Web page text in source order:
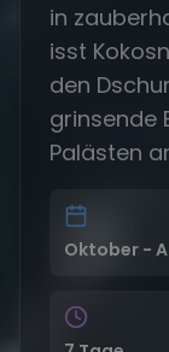
in
isst
den
grinsende
Palästen
Oktober -